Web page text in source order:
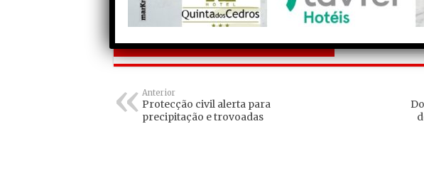
Partilhe com os seus amigos nas redes sociais!
Anterior
Protecção civil alerta para
precipitação e trovoadas